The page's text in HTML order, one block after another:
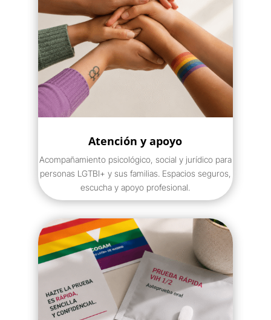
Atención y apoyo
Acompañamiento psicológico, social y jurídico para
personas LGTBI+ y sus familias. Espacios seguros,
escucha y apoyo profesional.